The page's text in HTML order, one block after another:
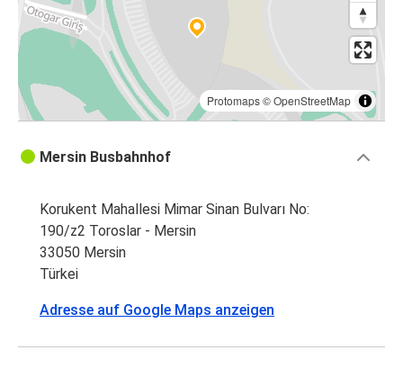
Protomaps©OpenStreetMap
Mersin Busbahnhof
Korukent Mahallesi Mimar Sinan Bulvarı No:
190/z2 Toroslar - Mersin
33050 Mersin
Türkei
Adresse auf Google Maps anzeigen